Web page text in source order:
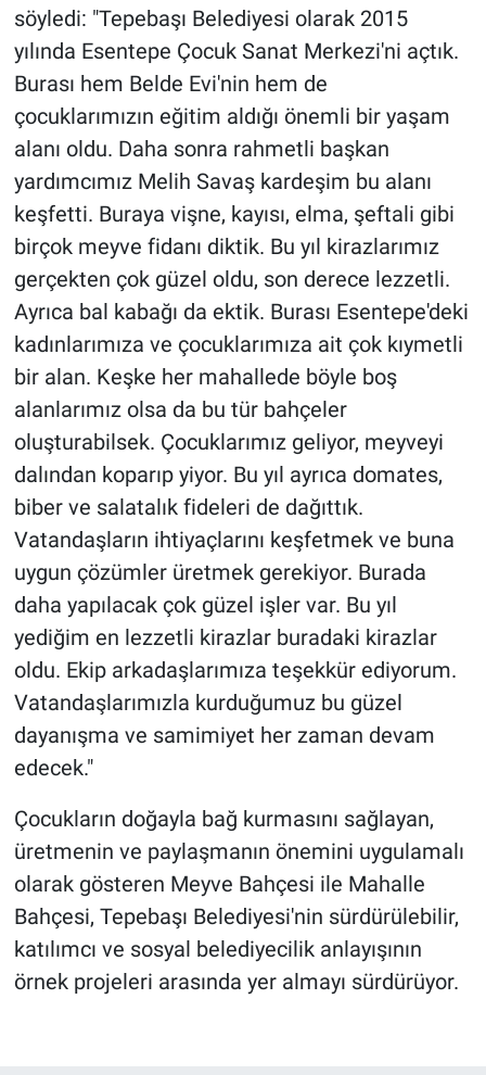
söyledi: "Tepebaşı Belediyesi olarak 2015
yılında Esentepe Çocuk Sanat Merkezi'ni açtık.
Burası hem Belde Evi'nin hem de
çocuklarımızın eğitim aldığı önemli bir yaşam
alanı oldu. Daha sonra rahmetli başkan
yardımcımız Melih Savaş kardeşim bu alanı
keşfetti. Buraya vişne, kayısı, elma, şeftali gibi
birçok meyve fidanı diktik. Bu yıl kirazlarımız
gerçekten çok güzel oldu, son derece lezzetli.
Ayrıca bal kabağı da ektik. Burası Esentepe'deki
kadınlarımıza ve çocuklarımıza ait çok kıymetli
bir alan. Keşke her mahallede böyle boş
alanlarımız olsa da bu tür bahçeler
oluşturabilsek. Çocuklarımız geliyor, meyveyi
dalından koparıp yiyor. Bu yıl ayrıca domates,
biber ve salatalık fideleri de dağıttık.
Vatandaşların ihtiyaçlarını keşfetmek ve buna
uygun çözümler üretmek gerekiyor. Burada
daha yapılacak çok güzel işler var. Bu yıl
yediğim en lezzetli kirazlar buradaki kirazlar
oldu. Ekip arkadaşlarımıza teşekkür ediyorum.
Vatandaşlarımızla kurduğumuz bu güzel
dayanışma ve samimiyet her zaman devam
edecek."
Çocukların doğayla bağ kurmasını sağlayan,
üretmenin ve paylaşmanın önemini uygulamalı
olarak gösteren Meyve Bahçesi ile Mahalle
Bahçesi, Tepebaşı Belediyesi'nin sürdürülebilir,
katılımcı ve sosyal belediyecilik anlayışının
örnek projeleri arasında yer almayı sürdürüyor.